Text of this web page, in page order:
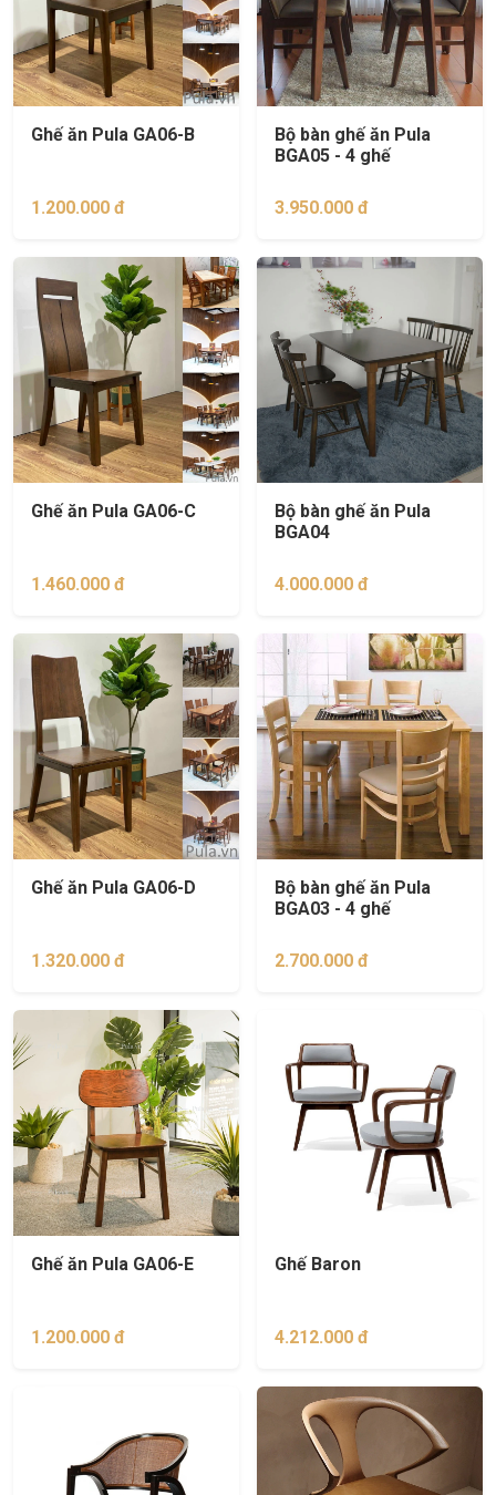
Ghế ăn Pula GA06-B
1.200.000 đ
Bộ bàn ghế ăn Pula
BGA05 - 4 ghế
3.950.000 đ
Ghế ăn Pula GA06-C
1.460.000 đ
Bộ bàn ghế ăn Pula
BGA04
4.000.000 đ
Ghế ăn Pula GA06-D
1.320.000 đ
Bộ bàn ghế ăn Pula
BGA03 - 4 ghế
2.700.000 đ
Ghế ăn Pula GA06-E
1.200.000 đ
Ghế Baron
4.212.000 đ